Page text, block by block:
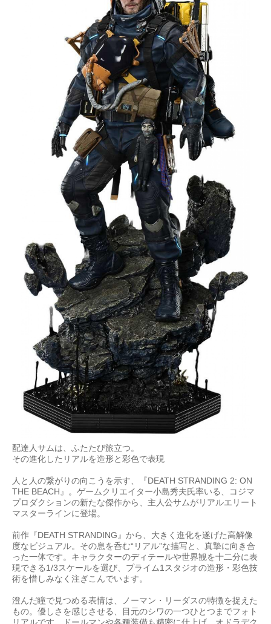
配達人サムは、ふたたび旅立つ。
その進化したリアルを造形と彩色で表現
人と人の繋がりの向こうを示す、『DEATH STRANDING 2: ON
THE BEACH』。ゲームクリエイター小島秀夫氏率いる、コジマ
プロダクションの新たな傑作から、主人公サムがリアルエリート
マスターラインに登場。
前作『DEATH STRANDING』から、大きく進化を遂げた高解像
度なビジュアル。その息を呑む“リアル”な描写と、真摯に向き合
った一体です。キャラクターのディテールや世界観を十二分に表
現できる1/3スケールを選び、プライム1スタジオの造形・彩色技
術を惜しみなく注ぎこんでいます。
澄んだ瞳で見つめる表情は、ノーマン・リーダスの特徴を捉えた
もの。優しさを感じさせる、目元のシワの一つひとつまでフォト